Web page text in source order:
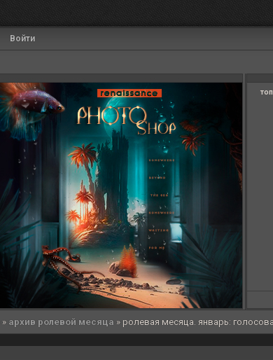
Войти
» архив ролевой месяца » ролевая месяца. январь: